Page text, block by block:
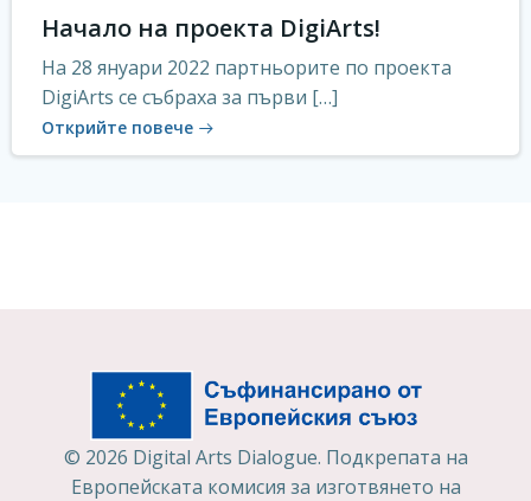
Начало на проекта DigiArts!
На 28 януари 2022 партньорите по проекта
DigiArts се събраха за първи […]
Открийте повече
© 2026 Digital Arts Dialogue. Подкрепата на
Европейската комисия за изготвянето на